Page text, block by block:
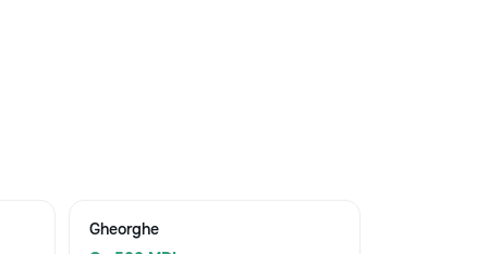
Gheorghe